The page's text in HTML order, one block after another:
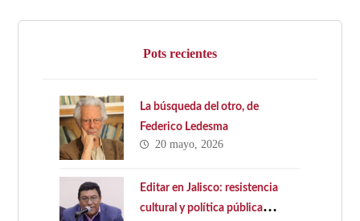
Pots recientes
La búsqueda del otro, de
Federico Ledesma
20 mayo, 2026
Editar en Jalisco: resistencia
cultural y política pública